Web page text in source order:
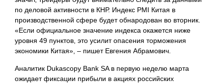
по деловой активности в КНР. Индекс PMI Китая в
производственной сфере будет обнародован во вторник.
«Если официальное значение индекса окажется ниже
уровня 49 пунктов, это усилит опасения торможения
экономики Китая», – пишет Евгения Абрамович.
Аналитик Dukascopy Bank SA в первую неделю марта
ожидает фиксации прибыли в акциях российских